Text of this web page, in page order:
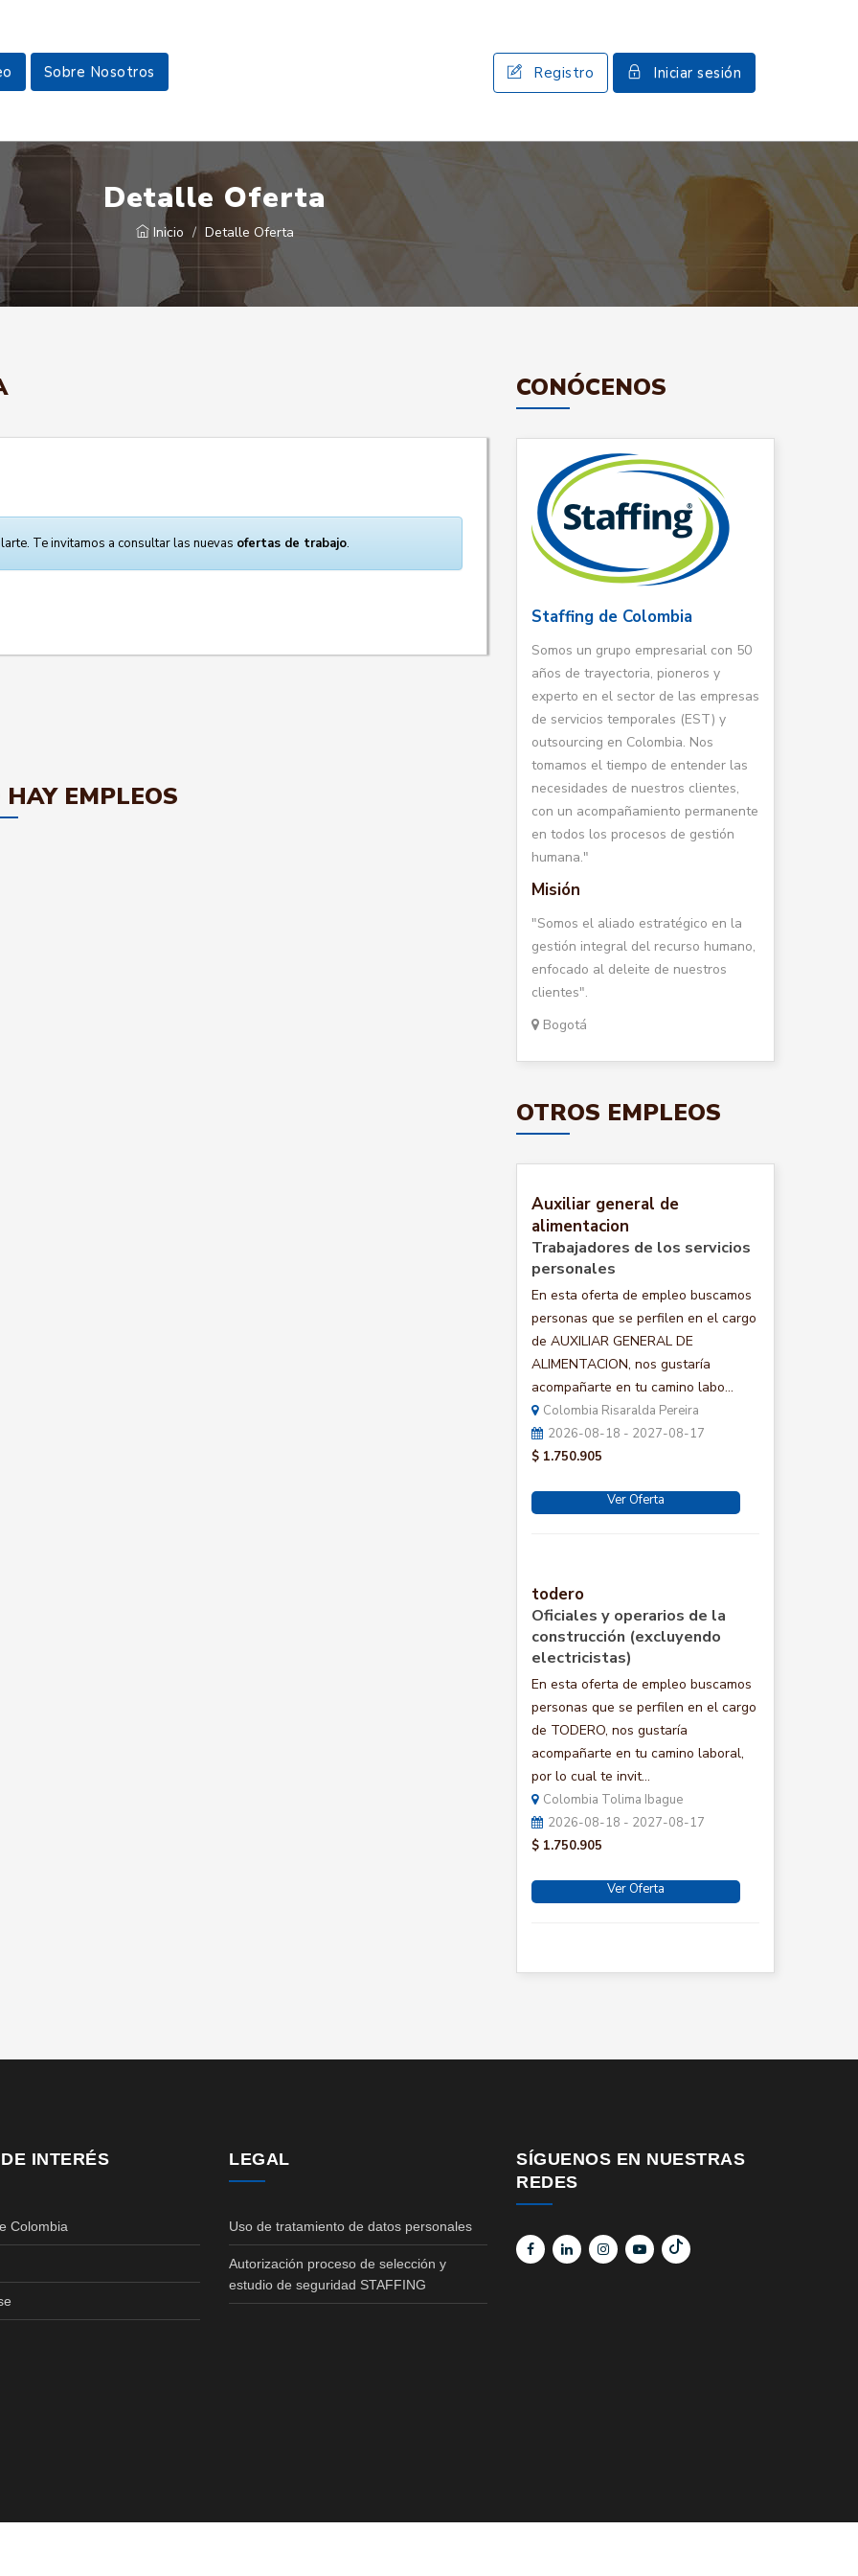
Sobre Nosotros Registro Iniciar sesión
Detalle Oferta
Inicio Detalle Oferta
Te invitamos a consultar las nuevas ofertas de trabajo.
HAY EMPLEOS
CONÓCENOS
Staffing de Colombia
Somos un grupo empresarial con 50
años de trayectoria, pioneros y
experto en el sector de las empresas
de servicios temporales (EST) y
outsourcing en Colombia. Nos
tomamos el tiempo de entender las
necesidades de nuestros clientes,
con un acompañamiento permanente
en todos los procesos de gestión
humana."
Misión
"Somos el aliado estratégico en la
gestión integral del recurso humano,
enfocado al deleite de nuestros
clientes".
Bogotá
OTROS EMPLEOS
Auxiliar general de
alimentacion
Trabajadores de los servicios
personales
En esta oferta de empleo buscamos
personas que se perfilen en el cargo
de AUXILIAR GENERAL DE
ALIMENTACION, nos gustaría
acompañarte en tu camino labo...
Colombia Risaralda Pereira
2026-08-18 - 2027-08-17
$ 1.750.905
Ver Oferta
todero
Oficiales y operarios de la
construcción (excluyendo
electricistas)
En esta oferta de empleo buscamos
personas que se perfilen en el cargo
de TODERO, nos gustaría
acompañarte en tu camino laboral,
por lo cual te invit...
Colombia Tolima Ibague
2026-08-18 - 2027-08-17
$ 1.750.905
Ver Oferta
INTERÉS
Colombia
LEGAL
Uso de tratamiento de datos personales
Autorización proceso de selección y
estudio de seguridad STAFFING
SÍGUENOS EN NUESTRAS
REDES